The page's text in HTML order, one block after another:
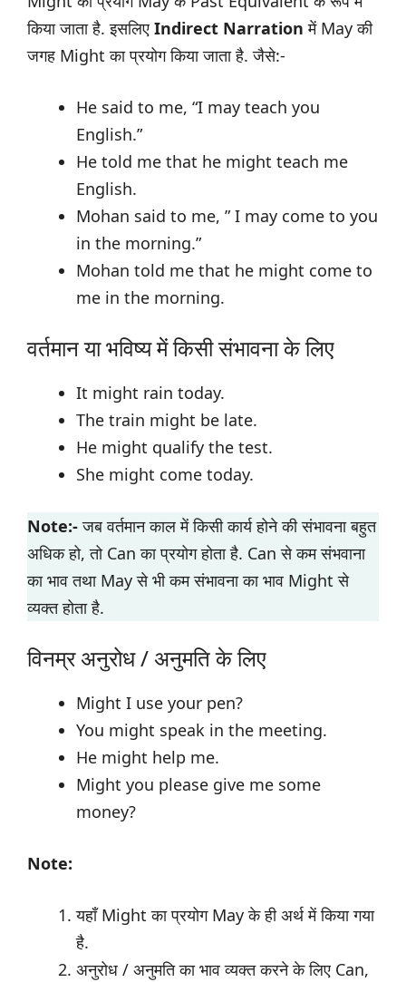
किया जाता है. इसलिए Indirect Narration में May की
जगह Might का प्रयोग किया जाता है. जैसे:-
He said to me, “I may teach you
English.”
He told me that he might teach me
English.
Mohan said to me, ” I may come to you
in the morning.”
Mohan told me that he might come to
me in the morning.
वर्तमान या भविष्य में किसी संभावना के लिए
It might rain today.
The train might be late.
He might qualify the test.
She might come today.
Note:-जब वर्तमान काल में किसी कार्य होने की संभावना बहुत
अधिक हो, तो Can का प्रयोग होता है. Can से कम संभवाना
का भाव तथा May से भी कम संभावना का भाव Might से
व्यक्त होता है.
विनम्र अनुरोध / अनुमति के लिए
Might I use your pen?
You might speak in the meeting.
He might help me.
Might you please give me some
money?
Note:
यहाँ Might का प्रयोग May के ही अर्थ में किया गया
है.
अनुरोध / अनुमति का भाव व्यक्त करने के लिए Can,